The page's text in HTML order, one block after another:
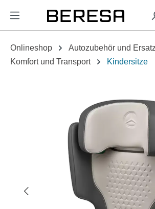
springen
Onlineshop
Autozubehör und
Komfort und Transport
Kindersitze